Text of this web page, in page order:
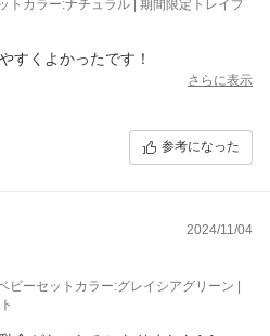
トカラー:ナチュラル | 期間限定トレイプ
すくよかったです！
さらに表示
参考になった
2024/11/04
ビーセットカラー:グレイシアグリーン |